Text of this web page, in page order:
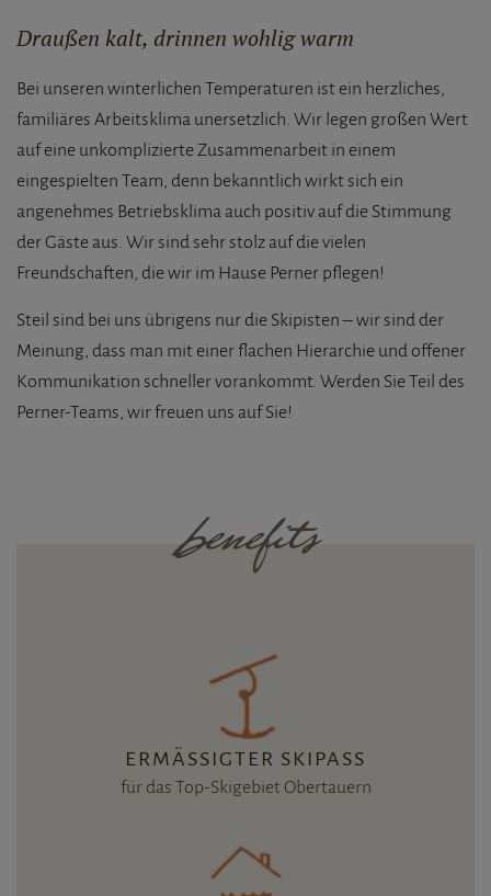
Draußen kalt, drinnen wohlig warm
Bei unseren winterlichen Temperaturen ist ein herzliches,
familiäres Arbeitsklima unersetzlich. Wir legen großen Wert
auf eine unkomplizierte Zusammenarbeit in einem
eingespielten Team, denn bekanntlich wirkt sich ein
angenehmes Betriebsklima auch positiv auf die Stimmung
der Gäste aus. Wir sind sehr stolz auf die vielen
Freundschaften, die wir im Hause Perner pflegen!
Steil sind bei uns übrigens nur die Skipisten – wir sind der
Meinung, dass man mit einer flachen Hierarchie und offener
Kommunikation schneller vorankommt. Werden Sie Teil des
Perner-Teams, wir freuen uns auf Sie!
Benefits
ERMÄSSIGTER SKIPASS
für das Top-Skigebiet Obertauern